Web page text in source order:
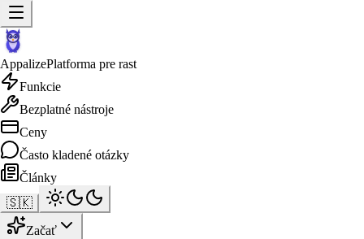
AppalizePlatforma pre rast
Funkcie
Bezplatné nástroje
Ceny
Často kladené otázky
Články
🇸🇰
Začať